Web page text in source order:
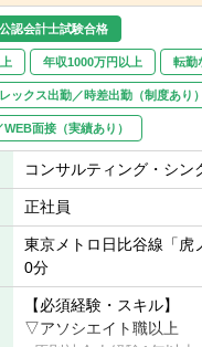
公認会計士試験合格
年収1000万円以上 転勤
ックス出勤／時差出勤（制度あり）
面接（実績あり）
コンサルティング・シン
正社員
東京メトロ日比谷線「虎
0分
【必須経験・スキル】
▽アソシエイト職以上